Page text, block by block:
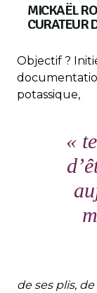
MICKAËL
CURATEUR
Objectif ?
potassique,
«
de ses plis,